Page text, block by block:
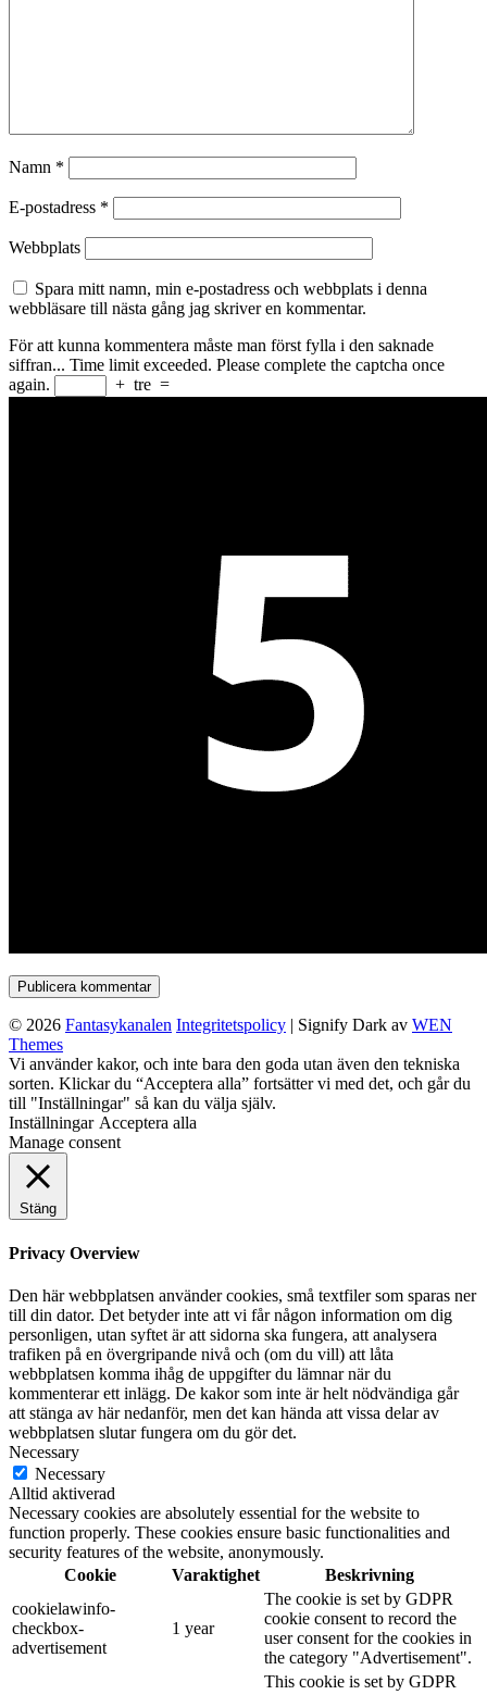
Namn *
E-postadress *
Webbplats
Spara mitt namn, min e-postadress och webbplats i denna
webbläsare till nästa gång jag skriver en kommentar.
För att kunna kommentera måste man först fylla i den saknade
siffran... Time limit exceeded. Please complete the captcha once
again.
+ tre =
© 2026 Fantasykanalen Integritetspolicy | Signify Dark av WEN
Themes
Rulla
upp
Vi använder kakor, och inte bara den goda utan även den tekniska
sorten. Klickar du “Acceptera alla” fortsätter vi med det, och går du
till "Inställningar" så kan du välja själv.
Inställningar Acceptera alla
Manage consent
Stäng
Privacy Overview
Den här webbplatsen använder cookies, små textfiler som sparas ner
till din dator. Det betyder inte att vi får någon information om dig
personligen, utan syftet är att sidorna ska fungera, att analysera
trafiken på en övergripande nivå och (om du vill) att låta
webbplatsen komma ihåg de uppgifter du lämnar när du
kommenterar ett inlägg. De kakor som inte är helt nödvändiga går
att stänga av här nedanför, men det kan hända att vissa delar av
webbplatsen slutar fungera om du gör det.
Necessary
Necessary
Alltid aktiverad
Necessary cookies are absolutely essential for the website to
function properly. These cookies ensure basic functionalities and
security features of the website, anonymously.
Cookie
Varaktighet
Beskrivning
cookielawinfo-
checkbox-
advertisement
1 year
The cookie is set by GDPR
cookie consent to record the
user consent for the cookies in
the category "Advertisement".
This cookie is set by GDPR